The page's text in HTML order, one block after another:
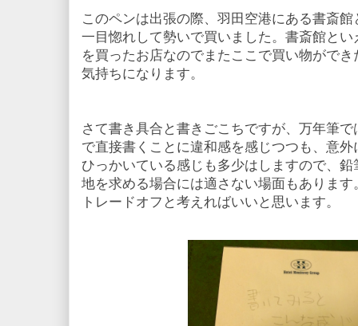
このペンは出張の際、羽田空港にある書斎
一目惚れして勢いで買いました。書斎館と
を買ったお店なのでまたここで買い物がで
気持ちになります。
さて書き具合と書きごこちですが、万年筆
で直接書くことに違和感を感じつつも、意
ひっかいている感じも多少はしますので、
地を求める場合には適さない場面もありま
トレードオフと考えればいいと思います。